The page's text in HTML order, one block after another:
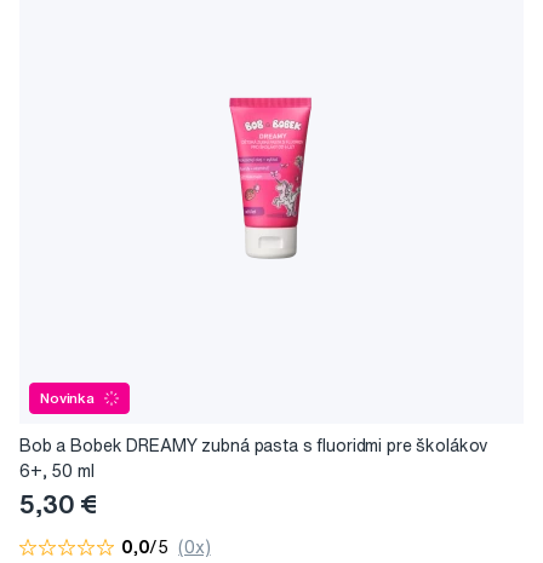
Novinka
Bob a Bobek DREAMY zubná pasta s fluoridmi pre školákov
6+, 50 ml
5,30 €
0,0/5 (0x)